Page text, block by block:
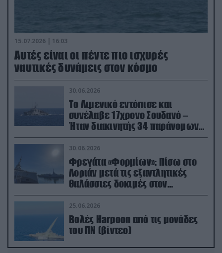
15.07.2026 | 16:03
Aυτές είναι οι πέντε πιο ισχυρές
ναυτικές δυνάμεις στον κόσμο
30.06.2026
Το Λιμενικό εντόπισε και
συνέλαβε 17χρονο Σουδανό –
Ήταν διακινητής 34 παράνομων
μεταναστών
30.06.2026
Φρεγάτα «Φορμίων»: Πίσω στο
Λοριάν μετά τις εξαντλητικές
θαλάσσιες δοκιμές στον
απαιτητικό Βισκαϊκό
25.06.2026
Βολές Harpoon από τις μονάδες
του ΠΝ (βίντεο)